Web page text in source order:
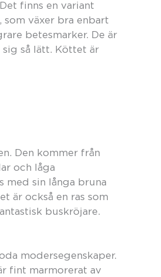
finns en variant
som växer bra enbart
betesmarker. De är
så lätt. Köttet är
Den kommer från
och låga
med sin långa bruna
är också en ras som
buskröjare.
modersegenskaper.
fint marmorerat av